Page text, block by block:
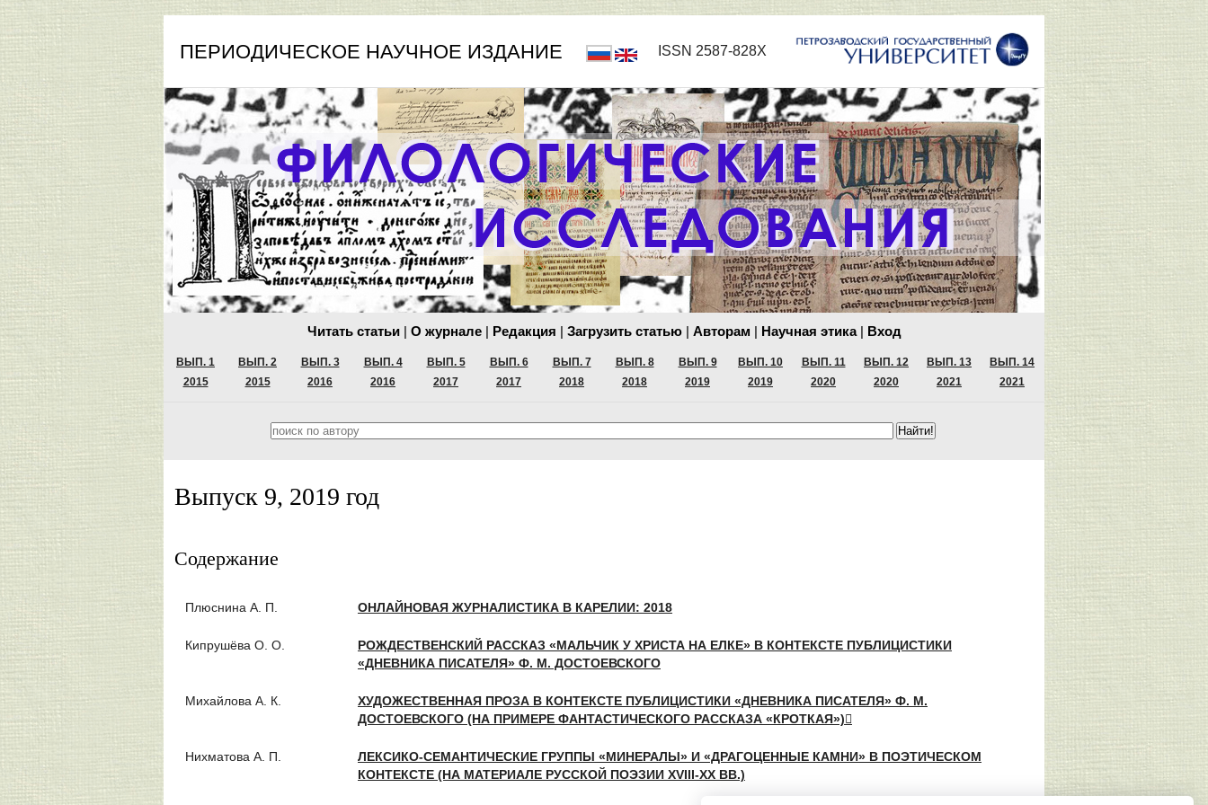
ПЕРИОДИЧЕСКОЕ НАУЧНОЕ ИЗДАНИЕ ISSN 2587-828X
Читать статьи | О журнале | Редакция | Загрузить статью | Авторам | Научная этика | Вход
ВЫП. 1
2015
ВЫП. 2
2015
ВЫП. 3
2016
ВЫП. 4
2016
ВЫП. 5
2017
ВЫП. 6
2017
ВЫП. 7
2018
ВЫП. 8
2018
ВЫП. 9
2019
ВЫП. 10
2019
ВЫП. 11
2020
ВЫП. 12
2020
ВЫП. 13
2021
ВЫП. 14
2021
Выпуск 9, 2019 год
Содержание
Плюснина А. П. ОНЛАЙНОВАЯ ЖУРНАЛИСТИКА В КАРЕЛИИ: 2018
Кипрушёва О. О.
РОЖДЕСТВЕНСКИЙ РАССКАЗ «МАЛЬЧИК У ХРИСТА НА ЕЛКЕ» В КОНТЕКСТЕ ПУБЛИЦИСТИКИ
«ДНЕВНИКА ПИСАТЕЛЯ» Ф. М. ДОСТОЕВСКОГО
Михайлова А. К.
ХУДОЖЕСТВЕННАЯ ПРОЗА В КОНТЕКСТЕ ПУБЛИЦИСТИКИ «ДНЕВНИКА ПИСАТЕЛЯ» Ф. М.
ДОСТОЕВСКОГО (НА ПРИМЕРЕ ФАНТАСТИЧЕСКОГО РАССКАЗА «КРОТКАЯ»)
Нихматова А. П.
ЛЕКСИКО-СЕМАНТИЧЕСКИЕ ГРУППЫ «МИНЕРАЛЫ» И «ДРАГОЦЕННЫЕ КАМНИ» В ПОЭТИЧЕСКОМ
КОНТЕКСТЕ (НА МАТЕРИАЛЕ РУССКОЙ ПОЭЗИИ XVIII-XX ВВ.)